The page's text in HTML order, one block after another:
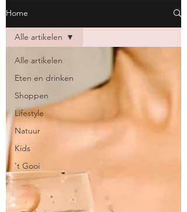
Home
Alle artikelen
Eten en drinken
Shoppen
Lifestyle
Natuur
Kids
't Gooi
Alle artikelen